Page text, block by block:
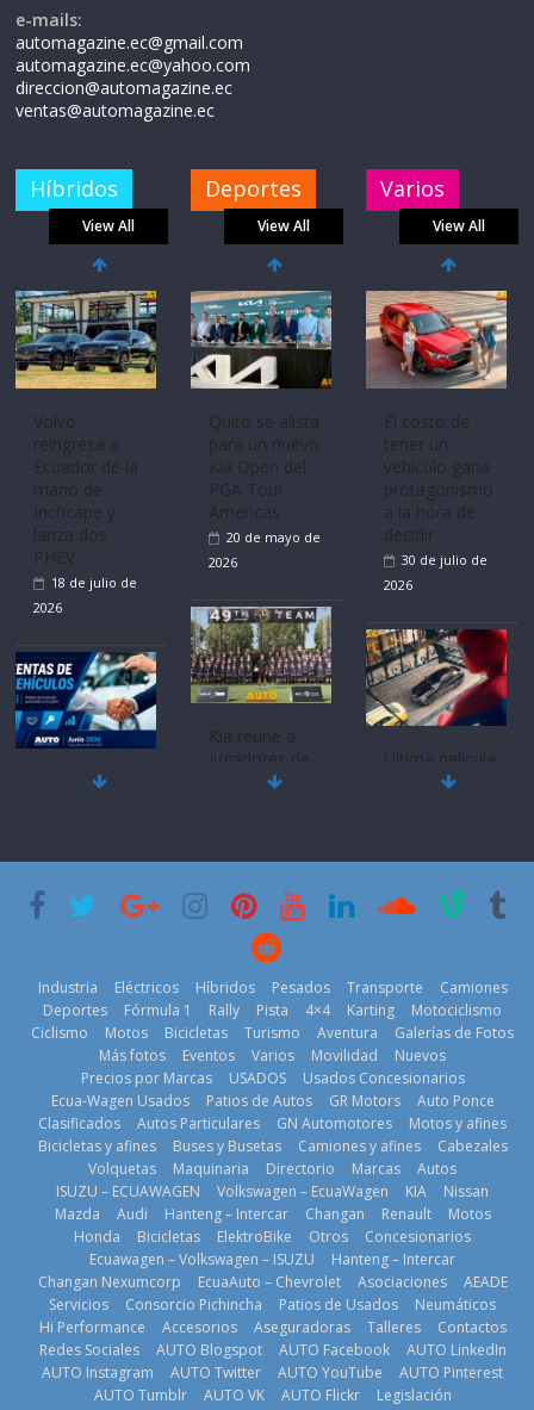
e-mails:
automagazine.ec@gmail.com
automagazine.ec@yahoo.com
direccion@automagazine.ec
ventas@automagazine.ec
Híbridos
View All
Volvo
reingresa a
Ecuador de la
mano de
Inchcape y
lanza dos
PHEV
18 de julio de
2026
Mercado
historia
11 de julio de
BMW, Toyota,
Bosch y
prueban flota
que usa
gasolina 100%
renovable
25 de julio de
2026
Deportes
View All
Quito se alista
para un nuevo
Kia Open del
PGA Tour
Americas
20 de mayo de
2026
Kia reúne a
jugadores de
fútbol de todo
2026
La Vuelta al
Ecuador 2026,
edición 47ª,
recorre 7
provincias en 8
días
1 de agosto de
2026
Varios
View All
El costo de
tener un
vehículo gana
protagonismo
a la hora de
decidir
30 de julio de
2026
Ultima película
‘Spider‑Man:
29 de julio de
¿Qué puede
pasar con tu
vehículo si
permanece
varios días sin
usar?
3 de agosto de
2026
Industria Eléctricos Híbridos Pesados Transporte
Camiones
Deportes
Fórmula 1 Rally Pista 4×4 Karting
Motociclismo
Ciclismo
Motos Bicicletas Turismo Aventura
Galerías de Fotos
Más fotos
Eventos Varios Movilidad
Nuevos
Precios por Marcas
USADOS
Usados Concesionarios
Ecua-Wagen Usados
Patios de Autos GR Motors
Auto Ponce
Clasificados
Autos Particulares GN Automotores
Motos y afines
Bicicletas y afines
Buses y Busetas Camiones y afines
Cabezales
Volquetas
Maquinaria Directorio Marcas
Autos
ISUZU – ECUAWAGEN
Volkswagen – EcuaWagen KIA
Nissan
Mazda
Audi Hanteng – Intercar Changan Renault
Motos
Honda
Bicicletas ElektroBike Otros
Concesionarios
Ecuawagen – Volkswagen – ISUZU
Hanteng – Intercar
Changan Nexumcorp
EcuaAuto – Chevrolet Asociaciones
AEADE
Servicios
Consorcio Pichincha Patios de Usados
Neumáticos
Hi Performance
Accesorios Aseguradoras Talleres
Contactos
Redes Sociales
AUTO Blogspot AUTO Facebook
AUTO LinkedIn
AUTO Instagram
AUTO Twitter AUTO YouTube
AUTO Pinterest
AUTO Tumblr
AUTO VK AUTO Flickr Legislación